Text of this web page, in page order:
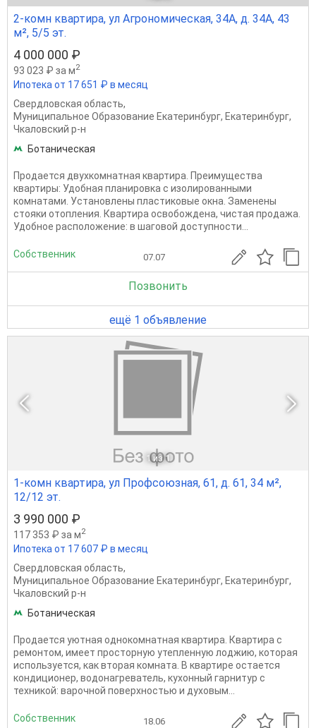
2-комн квартира, ул Агрономическая, 34А, д. 34А, 43
м², 5/5 эт.
4 000 000 ₽
93 023 ₽ за м2
Ипотека от 17 651 ₽ в месяц
Свердловская область,
Муниципальное Образование Екатеринбург, Екатеринбург,
Чкаловский р-н
Ботаническая
Продается двухкомнатная квартира. Преимущества
квартиры: Удобная планировка с изолированными
комнатами. Установлены пластиковые окна. Заменены
стояки отопления. Квартира освобождена, чистая продажа.
Удобное расположение: в шаговой доступности...
Собственник 07.07
Позвонить
ещё 1 объявление
1 из 1
1-комн квартира, ул Профсоюзная, 61, д. 61, 34 м²,
12/12 эт.
3 990 000 ₽
117 353 ₽ за м2
Ипотека от 17 607 ₽ в месяц
Свердловская область,
Муниципальное Образование Екатеринбург, Екатеринбург,
Чкаловский р-н
Ботаническая
Продается уютная однокомнатная квартира. Квартира с
ремонтом, имеет просторную утепленную лоджию, которая
используется, как вторая комната. В квартире остается
кондиционер, водонагреватель, кухонный гарнитур с
техникой: варочной поверхностью и духовым...
Собственник 18.06